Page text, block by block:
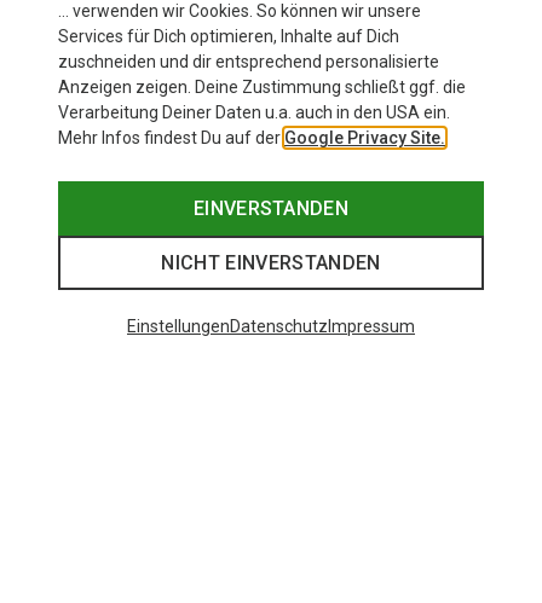
… verwenden wir Cookies. So können wir unsere
Services für Dich optimieren, Inhalte auf Dich
zuschneiden und dir entsprechend personalisierte
Anzeigen zeigen. Deine Zustimmung schließt ggf. die
Verarbeitung Deiner Daten u.a. auch in den USA ein.
Mehr Infos findest Du auf der Google Privacy Site.
EINVERSTANDEN
NICHT EINVERSTANDEN
EinstellungenDatenschutz Impressum